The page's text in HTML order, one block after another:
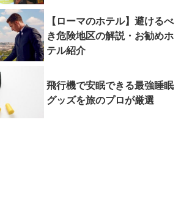
【ローマのホテル】避けるべ
き危険地区の解説・お勧めホ
テル紹介
飛行機で安眠できる最強睡眠
グッズを旅のプロが厳選